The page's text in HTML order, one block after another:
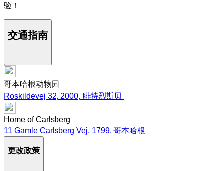
验！
交通指南
哥本哈根动物园
Roskildevej 32, 2000, 腓特烈斯贝
Home of Carlsberg
11 Gamle Carlsberg Vej, 1799, 哥本哈根
更改政策